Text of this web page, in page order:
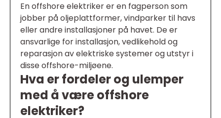
En offshore elektriker er en fagperson som
jobber på oljeplattformer, vindparker til havs
eller andre installasjoner på havet. De er
ansvarlige for installasjon, vedlikehold og
reparasjon av elektriske systemer og utstyr i
disse offshore-miljøene.
Hva er fordeler og ulemper
med å være offshore
elektriker?